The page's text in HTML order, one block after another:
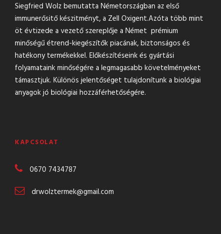
Siegfried Wolz bemutatta Németországban az első
immunerősitő készitményt, a Zell Oxigent.Azóta több mint
öt évtizede a vezető szereplője a Német prémium
minőségű étrend-kiegészítők piacának, biztonságos és
hatékony termékekkel. Előkészítéseink és gyártási
folyamataink minőségére a legmagasabb követelményeket
támasztjuk. Különös jelentőséget tulajdonítunk a biológiai
anyagok jó biológiai hozzáférhetőségére.
KAPCSOLAT
0670 7434787
drwolztermek@gmail.com